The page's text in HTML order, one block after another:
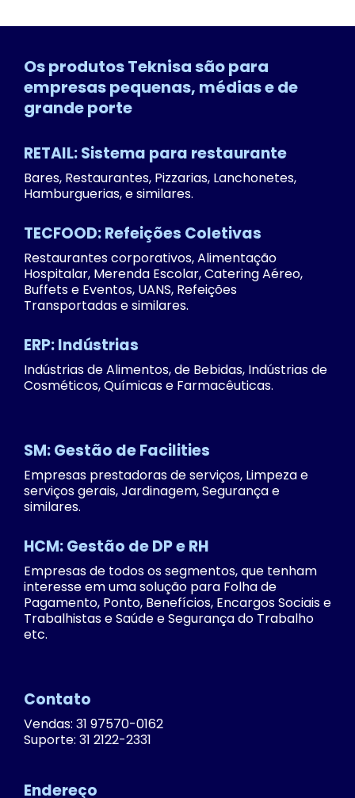
Os produtos Teknisa são para
empresas pequenas, médias e de
grande porte
RETAIL: Sistema para restaurante
Bares, Restaurantes, Pizzarias, Lanchonetes,
Hamburguerias, e similares.
TECFOOD: Refeições Coletivas
Restaurantes corporativos, Alimentação
Hospitalar, Merenda Escolar, Catering Aéreo,
Buffets e Eventos, UANS, Refeições
Transportadas e similares.
ERP: Indústrias
Indústrias de Alimentos, de Bebidas, Indústrias de
Cosméticos, Químicas e Farmacêuticas.
SM: Gestão de Facilities
Empresas prestadoras de serviços, Limpeza e
serviços gerais, Jardinagem, Segurança e
similares.
HCM: Gestão de DP e RH
Empresas de todos os segmentos, que tenham
interesse em uma solução para Folha de
Pagamento, Ponto, Benefícios, Encargos Sociais e
Trabalhistas e Saúde e Segurança do Trabalho
etc.
Contato
Vendas: 31 97570-0162
Suporte: 31 2122-2331
Endereço